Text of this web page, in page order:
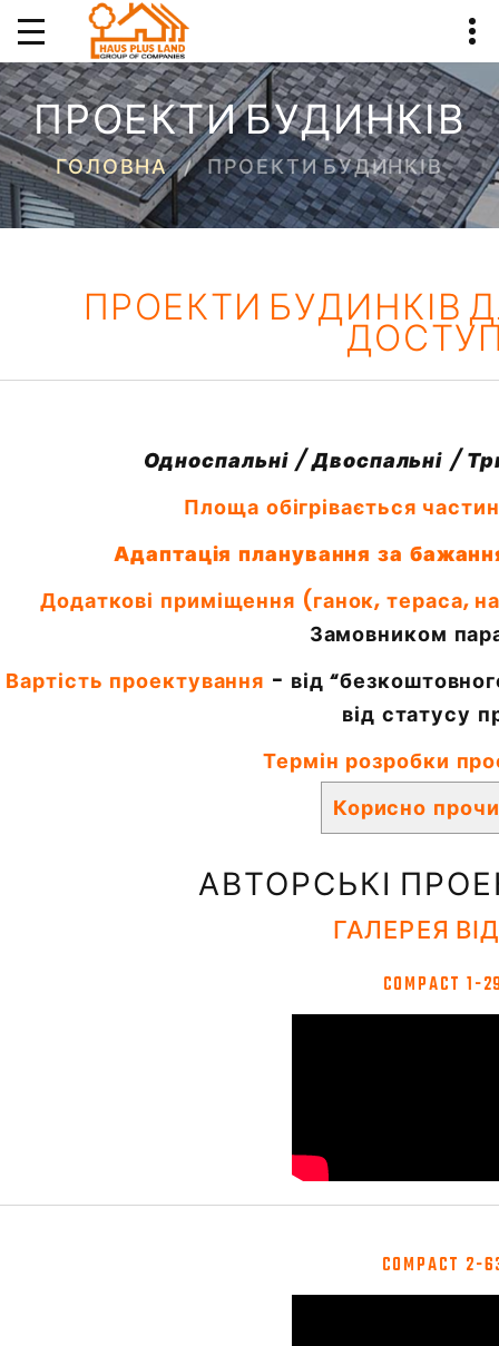
ПРОЕКТИ БУДИНКІВ
ГОЛОВНА ПРОЕКТИ БУДИНКІВ
ПРОЕКТИ БУДИНКІВ
Односпальні / Двоспальні /
Площа обігрівається
Адаптація планування за
Додаткові приміщення (ганок, тераса,
Замовником
Вартість проектування - від
від статусу
Термін розробки
Корисно
АВТОРСЬКІ
ГАЛЕРЕЯ
COMPACT 1-
COMPACT 2-